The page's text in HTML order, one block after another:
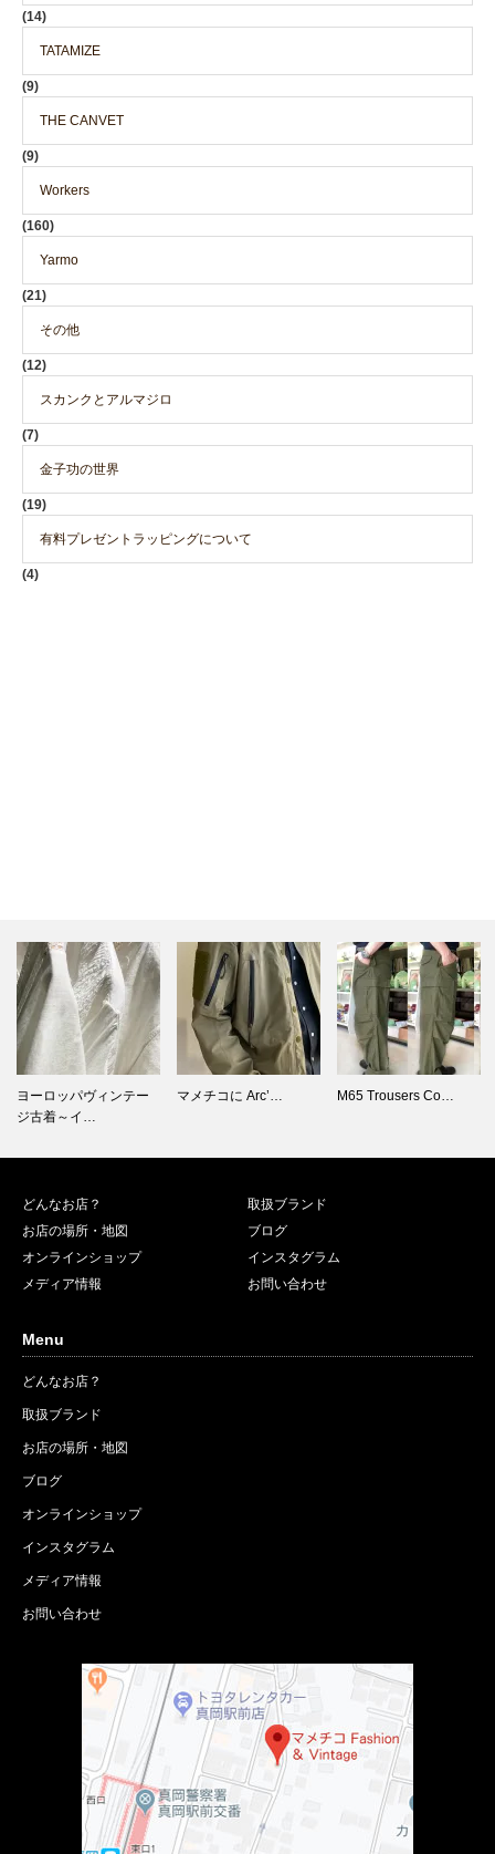
(14)
TATAMIZE
(9)
THE CANVET
(9)
Workers
(160)
Yarmo
(21)
その他
(12)
スカンクとアルマジロ
(7)
金子功の世界
(19)
有料プレゼントラッピングについて
(4)
マメチコに Arc’… M65 Trousers Co… 3Crest Vintage …
どんなお店？
取扱ブランド
お店の場所・地図
ブログ
オンラインショップ
インスタグラム
メディア情報
お問い合わせ
Menu
どんなお店？
取扱ブランド
お店の場所・地図
ブログ
オンラインショップ
インスタグラム
メディア情報
お問い合わせ